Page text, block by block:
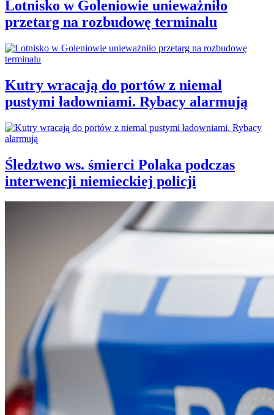
Lotnisko w Goleniowie unieważniło
przetarg na rozbudowę terminalu
Kutry wracają do portów z niemal
pustymi ładowniami. Rybacy alarmują
Śledztwo ws. śmierci Polaka podczas
interwencji niemieckiej policji